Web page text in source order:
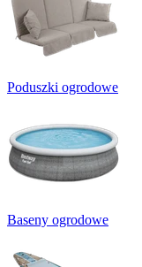
Poduszki ogrodowe
Baseny ogrodowe